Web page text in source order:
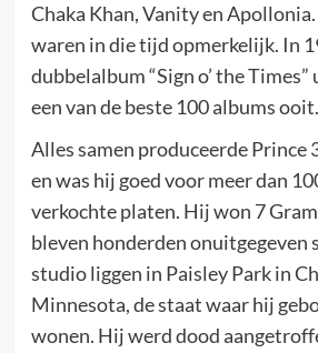
Chaka Khan, Vanity en
waren in die tijd opmerkelijk. In
dubbelalbum “Sign o’ the
een van de beste 100 albums ooit.
Alles samen produceerde Prince
en was hij goed voor meer dan
verkochte platen. Hij won 7
bleven honderden onuitgegeven
studio liggen in Paisley Park in
Minnesota, de staat waar hij
wonen. Hij werd dood